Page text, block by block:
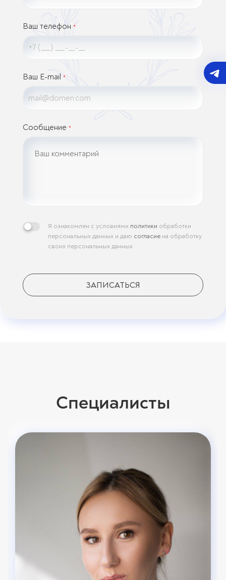
Ваш телефон *
Ваш E-mail *
Сообщение *
Я ознакомлен с условиями политики обработки
персональных данных и даю согласие на обработку
своих персональных данных
ЗАПИСАТЬСЯ
Специалисты